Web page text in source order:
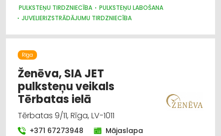
PULKSTEŅU TIRDZNIECĪBA
PULKSTEŅU LABOŠANA
JUVELIERIZSTRĀDĀJUMU TIRDZNIECĪBA
Rīga
Ženēva, SIA JET
pulksteņu veikals
Tērbatas ielā
Tērbatas 9/11, Rīga, LV-1011
+371 67273948 Mājaslapa